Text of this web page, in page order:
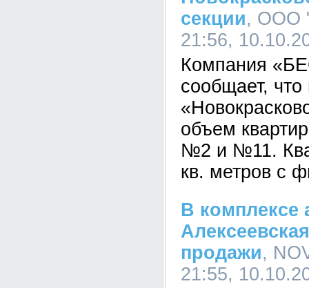
секции, ООО
21:56,
Компания
сообщает,
объем
№2 и №11.
кв. метров с
В комплексе
продажи,
21:55,